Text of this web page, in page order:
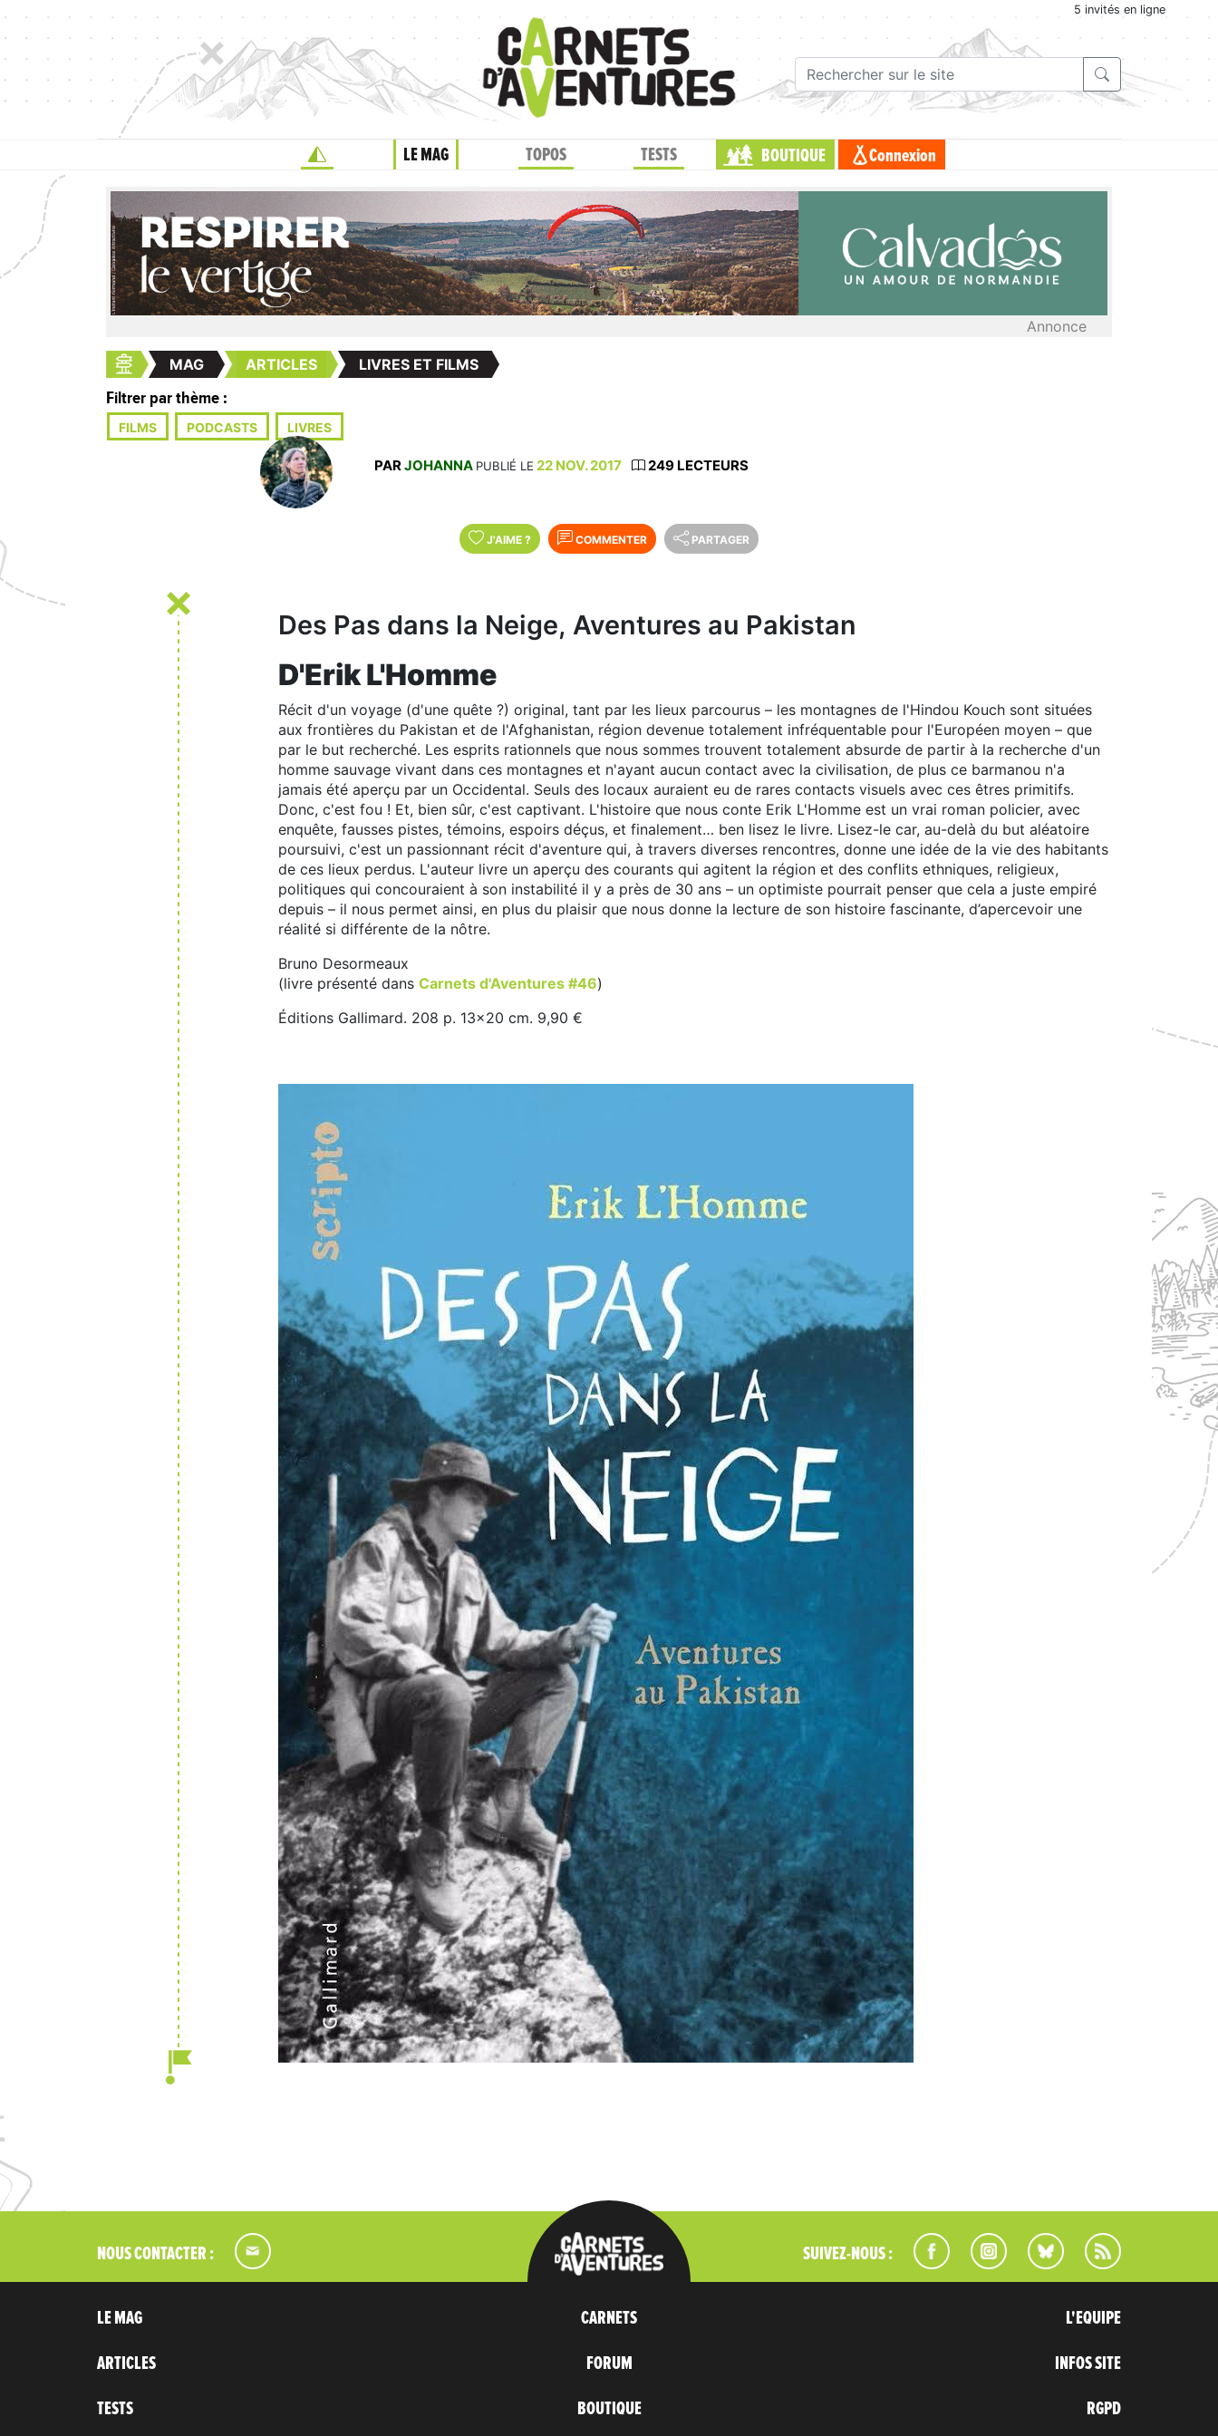
5 invités en ligne
LE MAG TOPOS TESTS BOUTIQUE Connexion
Annonce
MAG ARTICLES LIVRES ET FILMS
Filtrer par thème :
FILMS PODCASTS LIVRES
PARJOHANNA PUBLIÉ LE 22 NOV. 2017 249 LECTEURS
J'AIME ? COMMENTER PARTAGER
Des Pas dans la Neige, Aventures au Pakistan
D'Erik L'Homme
Récit d'un voyage (d'une quête ?) original, tant par les lieux parcourus – les montagnes de l'Hindou Kouch sont situées
aux frontières du Pakistan et de l'Afghanistan, région devenue totalement infréquentable pour l'Européen moyen – que
par le but recherché. Les esprits rationnels que nous sommes trouvent totalement absurde de partir à la recherche d'un
homme sauvage vivant dans ces montagnes et n'ayant aucun contact avec la civilisation, de plus ce barmanou n'a
jamais été aperçu par un Occidental. Seuls des locaux auraient eu de rares contacts visuels avec ces êtres primitifs.
Donc, c'est fou ! Et, bien sûr, c'est captivant. L'histoire que nous conte Erik L'Homme est un vrai roman policier, avec
enquête, fausses pistes, témoins, espoirs déçus, et finalement… ben lisez le livre. Lisez-le car, au-delà du but aléatoire
poursuivi, c'est un passionnant récit d'aventure qui, à travers diverses rencontres, donne une idée de la vie des habitants
de ces lieux perdus. L'auteur livre un aperçu des courants qui agitent la région et des conflits ethniques, religieux,
politiques qui concouraient à son instabilité il y a près de 30 ans – un optimiste pourrait penser que cela a juste empiré
depuis – il nous permet ainsi, en plus du plaisir que nous donne la lecture de son histoire fascinante, d’apercevoir une
réalité si différente de la nôtre.
Bruno Desormeaux
(livre présenté dans Carnets d'Aventures #46)
Éditions Gallimard. 208 p. 13x20 cm. 9,90 €
NOUS CONTACTER : SUIVEZ-NOUS :
LE MAG
ARTICLES
TESTS
CARNETS
FORUM
BOUTIQUE
L'EQUIPE
INFOS SITE
RGPD